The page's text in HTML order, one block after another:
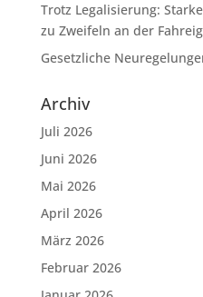
Trotz Legalisierung:
zu Zweifeln an der
Gesetzliche
Archiv
Juli 2026
Juni 2026
Mai 2026
April 2026
März 2026
Februar 2026